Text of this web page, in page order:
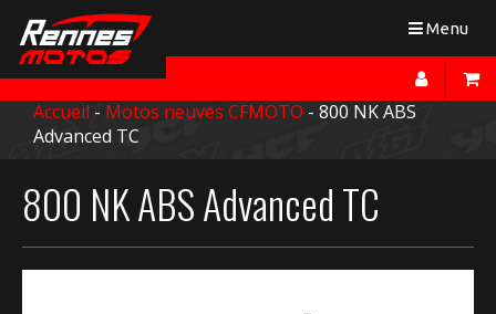
Toggle
Menu
Accueil - Motos neuves CFMOTO - 800 NK ABS
Advanced TC
800 NK ABS Advanced TC